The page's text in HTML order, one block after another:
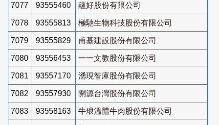
7077 93555460 蘊好股份有限公司
7078 93555813 極馳生物科技股份有限公司
7079 93555829 甫基建設股份有限公司
7080 93556453 一一文教股份有限公司
7081 93557170 湧現智庫股份有限公司
7082 93557930 開源台灣股份有限公司
7083 93558163 牛琅溫體牛肉股份有限公司